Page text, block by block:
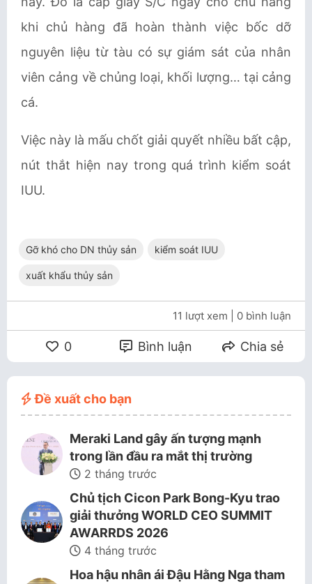
khi chủ hàng đã hoàn thành việc bốc dỡ
nguyên liệu từ tàu có sự giám sát của nhân
viên cảng về chủng loại, khối lượng… tại cảng
cá.
Việc này là mấu chốt giải quyết nhiều bất cập,
nút thắt hiện nay trong quá trình kiểm soát
IUU.
Gỡ khó cho DN thủy sản kiểm soát IUU
xuất khẩu thủy sản
11 lượt xem | 0 bình luận
0 Bình luận Chia sẻ
Đề xuất cho bạn
Meraki Land gây ấn tượng mạnh
trong lần đầu ra mắt thị trường
2 tháng trước
Chủ tịch Cicon Park Bong-Kyu trao
giải thưởng WORLD CEO SUMMIT
AWARRDS 2026
4 tháng trước
Hoa hậu nhân ái Đậu Hằng Nga tham